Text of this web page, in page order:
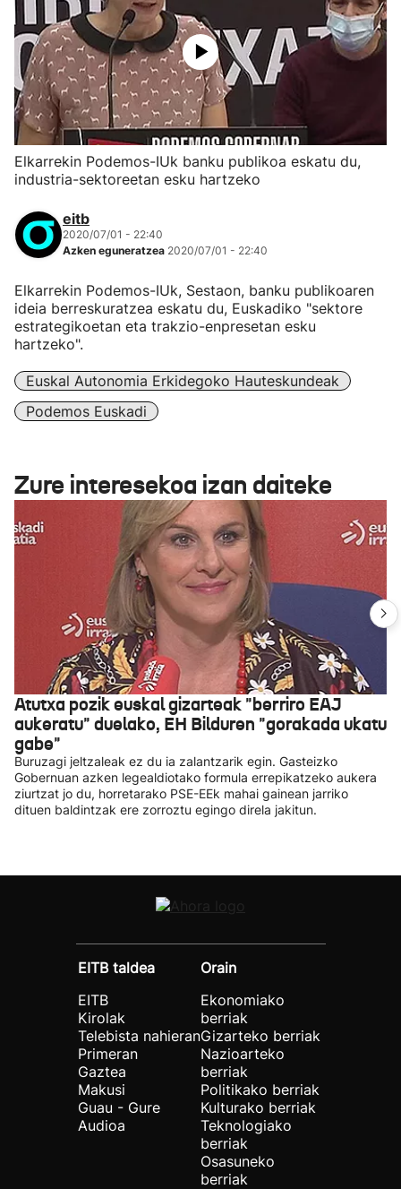
Elkarrekin Podemos-IUk banku publikoa eskatu du,
industria-sektoreetan esku hartzeko
eitb
2020/07/01 - 22:40
Azken eguneratzea 2020/07/01 - 22:40
Elkarrekin Podemos-IUk, Sestaon, banku publikoaren
ideia berreskuratzea eskatu du, Euskadiko "sektore
estrategikoetan eta trakzio-enpresetan esku
hartzeko".
Euskal Autonomia Erkidegoko Hauteskundeak
Podemos Euskadi
Zure interesekoa izan daiteke
Atutxa pozik euskal gizarteak "berriro EAJ
aukeratu" duelako, EH Bilduren "gorakada ukatu
gabe"
Buruzagi jeltzaleak ez du ia zalantzarik egin. Gasteizko
Gobernuan azken legealdiotako formula errepikatzeko aukera
ziurtzat jo du, horretarako PSE-EEk mahai gainean jarriko
dituen baldintzak ere zorroztu egingo direla jakitun.
EITB taldea
EITB
Kirolak
Telebista nahieran
Primeran
Gaztea
Makusi
Guau - Gure
Audioa
Orain
Ekonomiako
berriak
Gizarteko berriak
Nazioarteko
berriak
Politikako berriak
Kulturako berriak
Teknologiako
berriak
Osasuneko
berriak